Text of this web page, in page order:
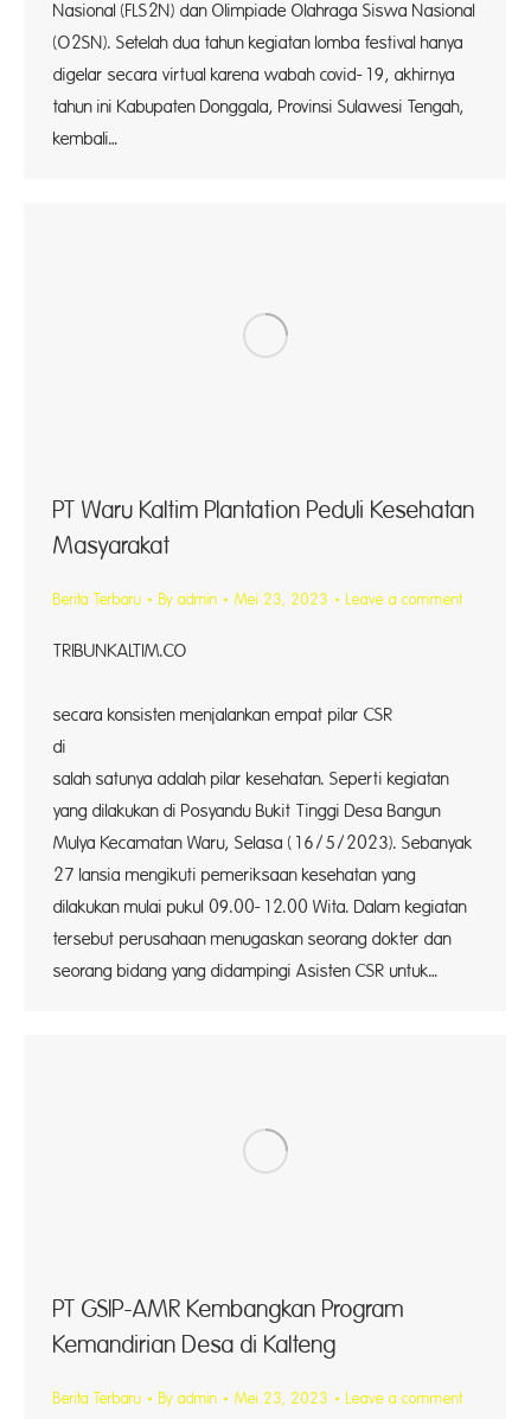
Nasional (FLS2N) dan Olimpiade Olahraga Siswa Nasional
(O2SN). Setelah dua tahun kegiatan lomba festival hanya
digelar secara virtual karena wabah covid-19, akhirnya
tahun ini Kabupaten Donggala, Provinsi Sulawesi Tengah,
kembali…
PT Waru Kaltim Plantation Peduli Kesehatan
Masyarakat
Berita Terbaru By admin Mei 23, 2023 Leave a comment
secara konsisten menjalankan empat pilar CSR
di
salah satunya adalah pilar kesehatan. Seperti kegiatan
yang dilakukan di Posyandu Bukit Tinggi Desa Bangun
Mulya Kecamatan Waru, Selasa (16/5/2023). Sebanyak
27 lansia mengikuti pemeriksaan kesehatan yang
dilakukan mulai pukul 09.00-12.00 Wita. Dalam kegiatan
tersebut perusahaan menugaskan seorang dokter dan
seorang bidang yang didampingi Asisten CSR untuk…
PT GSIP-AMR Kembangkan Program
Kemandirian Desa di Kalteng
Berita Terbaru By admin Mei 23, 2023 Leave a comment